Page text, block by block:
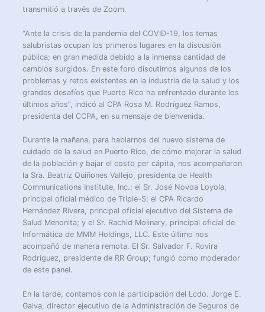
transmitió a través de Zoom.
“Ante la crisis de la pandemia del COVID-19, los temas
salubristas ocupan los primeros lugares en la discusión
pública; en gran medida debido a la inmensa cantidad de
cambios surgidos. En este foro discutimos algunos de los
problemas y retos existentes en la industria de la salud y los
grandes desafíos que Puerto Rico ha enfrentado durante los
últimos años”, indicó al CPA Rosa M. Rodríguez Ramos,
presidenta del CCPA, en su mensaje de bienvenida.
Durante la mañana, para hablarnos del nuevo sistema de
cuidado de la salud en Puerto Rico, de cómo mejorar la salud
de la población y bajar el costo per cápita, nos acompañaron
la Sra. Beatriz Quiñones Vallejo, presidenta de Health
Communications Institute, Inc.; el Sr. José Novoa Loyola,
principal oficial médico de Triple-S; el CPA Ricardo
Hernández Rivera, principal oficial ejecutivo del Sistema de
Salud Menonita; y el Sr. Rachid Molinary, principal oficial de
Informática de MMM Holdings, LLC. Este último nos
acompañó de manera remota. El Sr. Salvador F. Rovira
Rodríguez, presidente de RR Group; fungió como moderador
de este panel.
En la tarde, contamos con la participación del Lcdo. Jorge E.
Galva, director ejecutivo de la Administración de Seguros de